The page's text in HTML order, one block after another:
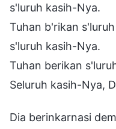
s'luruh kasih-Nya.
Tuhan b'rikan
s'luruh kasih-Nya.
Tuhan berikan
Seluruh kasih-Nya,
Dia berinkarnasi